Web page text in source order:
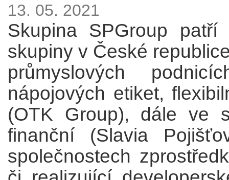
13. 05. 2021
Skupina SPGroup patří
skupiny v České
průmyslových
nápojových etiket,
(OTK Group), dále ve
finanční (Slavia
společnostech